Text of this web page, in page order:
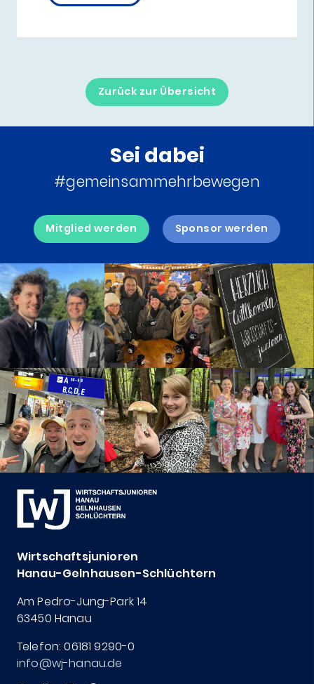
Zurück zur Übersicht
Sei dabei
#gemeinsammehrbewegen
Mitglied werden Sponsor werden
Wirtschaftsjunioren
Hanau-Gelnhausen-Schlüchtern
Am Pedro-Jung-Park 14
63450 Hanau
Telefon: 06181 9290-0
info@wj-hanau.de